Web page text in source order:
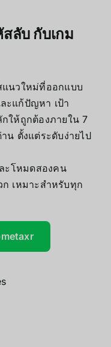
ลับ กับเกม
แนวใหม่ที่ออกแบบ
ะแก้ปัญหา เป้า
ให้ถูกต้องภายใน 7
น ตั้งแต่ระดับง่ายไป
ะโหมดสองคน
เหมาะสำหรับทุก